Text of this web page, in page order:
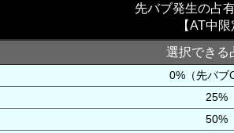
先バブ発生の占
【AT中限
選択できる
0%（先バブ
25%
50%